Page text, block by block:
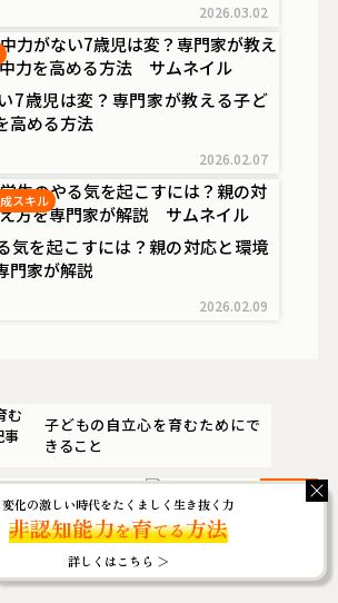
2026.03.02
7歳児は変？専門家が教える子ど
高める方法
2026.02.07
スキル
気を起こすには？親の対応と環境
門家が解説
2026.02.09
子どもの自立心を育むためにで
きること
必要だが注意も必
我慢できない時の
NEXT
変化の激しい時代をたくましく生き抜く力
非認知能力を育てる方法
詳しくはこちら ＞